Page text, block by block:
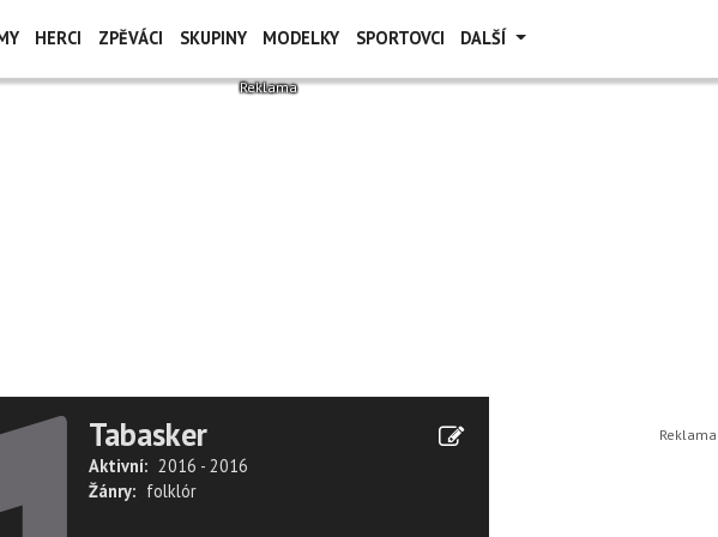
HERCI ZPĚVÁCI SKUPINY MODELKY SPORTOVCI DALŠÍ
Tabasker
Aktivní: 2016 - 2016
Žánry: folklór